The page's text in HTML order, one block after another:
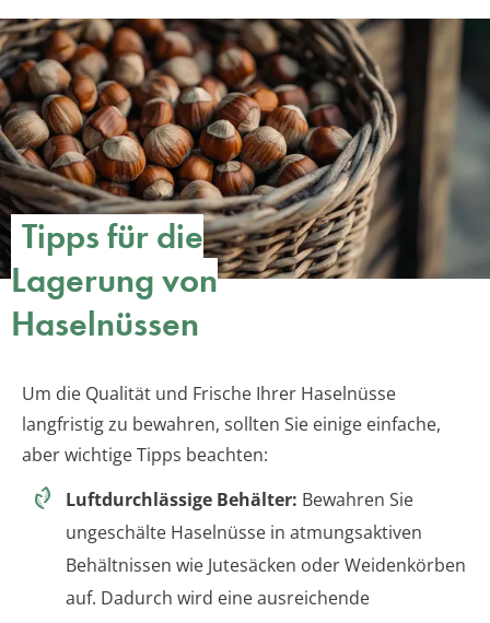
Tipps für die
Lagerung von
Haselnüssen
Um die Qualität und Frische Ihrer Haselnüsse
langfristig zu bewahren, sollten Sie einige einfache,
aber wichtige Tipps beachten:
Luftdurchlässige Behälter: Bewahren Sie
ungeschälte Haselnüsse in atmungsaktiven
Behältnissen wie Jutesäcken oder Weidenkörben
auf. Dadurch wird eine ausreichende